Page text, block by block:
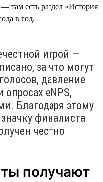
там есть раздел «История
в год.
игрой —
за что могут
давление
опросах eNPS,
Благодаря этому
финалиста
честно
получают